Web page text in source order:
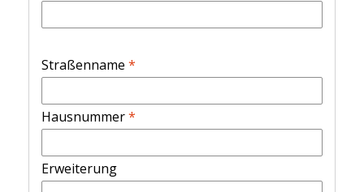
Straßenname *
Hausnummer*
Erweiterung